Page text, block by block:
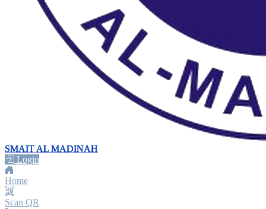
SMAIT AL MADINAH
Login
Home
Scan QR